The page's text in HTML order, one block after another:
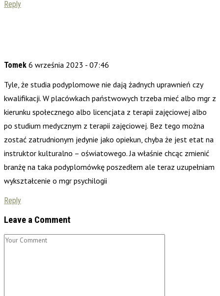
Reply
Tomek 6 września 2023 - 07:46
Tyle, że studia podyplomowe nie dają żadnych uprawnień czy
kwalifikacji. W placówkach państwowych trzeba mieć albo mgr z
kierunku społecznego albo licencjata z terapii zajęciowej albo
po studium medycznym z terapii zajęciowej. Bez tego można
zostać zatrudnionym jedynie jako opiekun, chyba że jest etat na
instruktor kulturalno – oświatowego. Ja właśnie chcąc zmienić
branżę na taka podyplomówkę poszedłem ale teraz uzupełniam
wykształcenie o mgr psychilogii
Reply
Leave a Comment